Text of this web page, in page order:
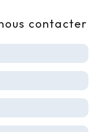
contacter